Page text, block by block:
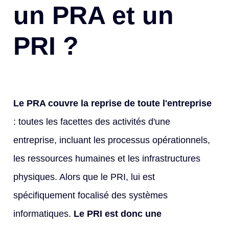
un PRA et un
PRI ?
Le PRA couvre la reprise de toute l'entreprise
: toutes les facettes des activités d'une
entreprise, incluant les processus opérationnels,
les ressources humaines et les infrastructures
physiques. Alors que le PRI, lui est
spécifiquement focalisé des systèmes
informatiques. Le PRI est donc une